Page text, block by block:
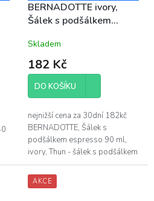
BERNADOTTE ivory,
Šálek s podšálkem
porcelán Thun
Skladem
182 Kč
DO KOŠÍKU
nejnižší cena za 30dní 182kč
BERNADOTTE, Šálek s
podšálkem espresso 90 ml,
ivory, Thun - šálek s podšálkem
ze sady BERNADOTTE bez
dekoru, v barvě slonová kost -
objem šálku je...
AKCE